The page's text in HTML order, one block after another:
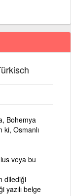
Bohemya
ki, Osmanlı
veya bu
dilediği
yazılı belge